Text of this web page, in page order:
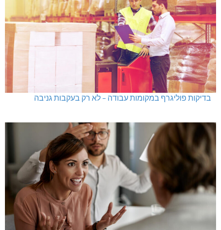
בדיקות פוליגרף במקומות עבודה – לא רק בעקבות גניבה